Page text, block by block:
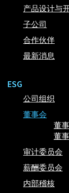
产品设计与
子公司
合作伙伴
最新消息
ESG
公司组织
董事会
董
董
审计委员会
薪酬委员会
内部稽核